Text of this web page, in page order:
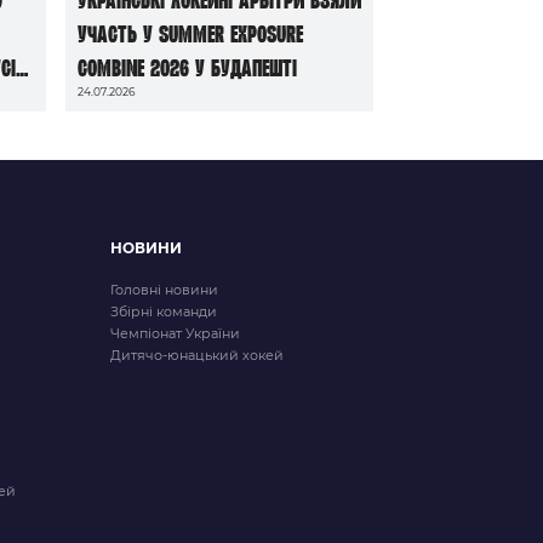
участь у Summer Exposure
Combine 2026 у Будапешті
24.07.2026
НОВИНИ
Головні новини
Збірні команди
Чемпіонат України
Дитячо-юнацький хокей